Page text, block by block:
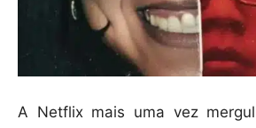
A Netflix mais uma vez